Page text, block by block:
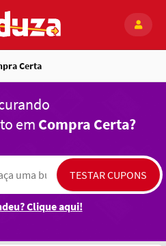
Certa
em Compra Certa?
Clique aqui!